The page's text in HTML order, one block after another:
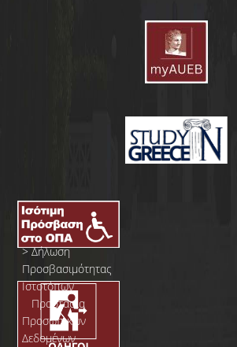
>Δήλωση
Προσβασιμότητας
Ιστοτόπων
Προστασία
Προσωπικών
Δεδομένων